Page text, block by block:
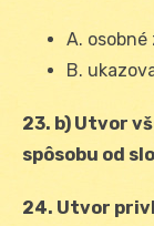
A. osobné
B.
23. b) Utvor
spôsobu od
24. Utvor